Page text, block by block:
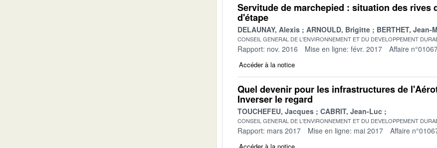
Servitude de marchepied : situation des rives
d'étape
DELAUNAY, Alexis ARNOULD, Brigitte BERTHET, Jean-
CONSEIL GENERAL DE L'ENVIRONNEMENT ET DU DEVELOPPEMENT
Rapport: nov. 2016 Mise en ligne: févr. 2017 Affaire
Accéder à la notice
Quel devenir pour les infrastructures de
Inverser le regard
TOUCHEFEU, Jacques CABRIT, Jean-Luc
CONSEIL GENERAL DE L'ENVIRONNEMENT ET DU DEVELOPPEMENT
Rapport: mars 2017 Mise en ligne: mai 2017 Affaire
Accéder à la notice